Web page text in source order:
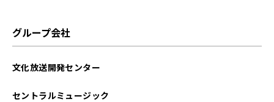
グループ会社
文化放送開発センター
セントラルミュージック